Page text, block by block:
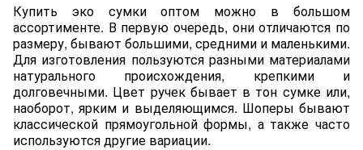
Купить эко сумки оптом можно в большом
ассортименте. В первую очередь, они отличаются по
размеру, бывают большими, средними и маленькими.
Для изготовления пользуются разными материалами
натурального происхождения, крепкими и
долговечными. Цвет ручек бывает в тон сумке или,
наоборот, ярким и выделяющимся. Шоперы бывают
классической прямоугольной формы, а также часто
используются другие вариации.